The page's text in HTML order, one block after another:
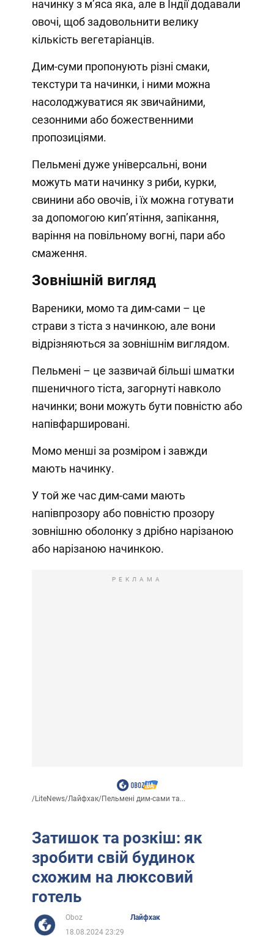
начинку з м’яса яка, але в Індії додавали
овочі, щоб задовольнити велику
кількість вегетаріанців.
Дим-суми пропонують різні смаки,
текстури та начинки, і ними можна
насолоджуватися як звичайними,
сезонними або божественними
пропозиціями.
Пельмені дуже універсальні, вони
можуть мати начинку з риби, курки,
свинини або овочів, і їх можна готувати
за допомогою кип’ятіння, запікання,
варіння на повільному вогні, пари або
смаження.
Зовнішній вигляд
Вареники, момо та дим-сами – це
страви з тіста з начинкою, але вони
відрізняються за зовнішнім виглядом.
Пельмені – це зазвичай більші шматки
пшеничного тіста, загорнуті навколо
начинки; вони можуть бути повністю або
напівфаршировані.
Момо менші за розміром і завжди
мають начинку.
У той же час дим-сами мають
напівпрозору або повністю прозору
зовнішню оболонку з дрібно нарізаною
або нарізаною начинкою.
РЕКЛАМА
/LiteNews/Лайфхак/Пельмені дим-сами та...
Затишок та розкіш: як
зробити свій будинок
схожим на люксовий
готель
Oboz
Лайфхак
18.08.2024 23:29